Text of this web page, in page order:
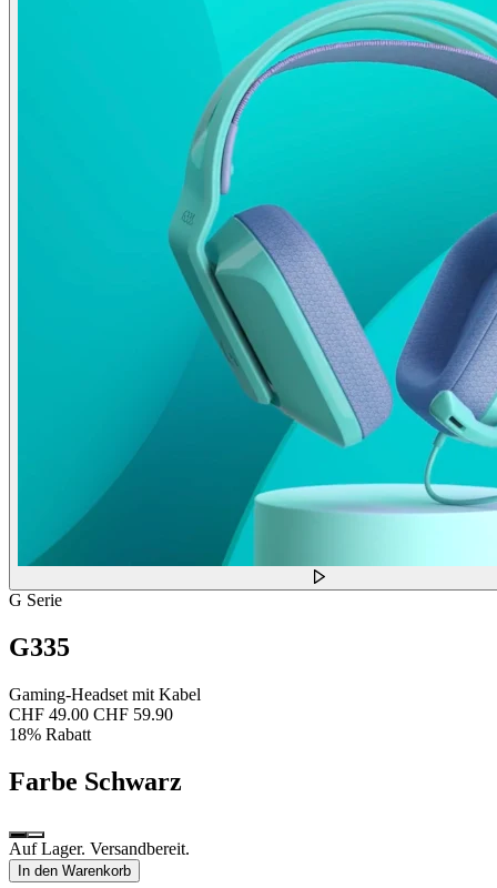
G Serie
G335
Gaming-Headset mit Kabel
CHF 49.00 CHF 59.90
18% Rabatt
Farbe Schwarz
Auf Lager. Versandbereit.
In den Warenkorb